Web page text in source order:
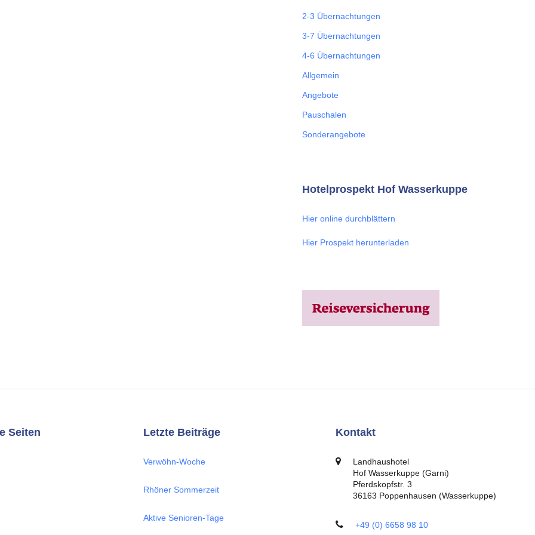
2-3 Übernachtungen
3-7 Übernachtungen
4-6 Übernachtungen
Allgemein
Angebote
Pauschalen
Sonderangebote
Hotelprospekt Hof Wasserkuppe
Hier online durchblättern
Hier Prospekt herunterladen
Seiten Letzte Beiträge
Verwöhn-Woche
Rhöner Sommerzeit
Aktive Senioren-Tage
Kontakt
Landhaushotel
Hof Wasserkuppe (Garni)
Pferdskopfstr. 3
36163 Poppenhausen (Wasserkuppe)
+49 (0) 6658 98 10